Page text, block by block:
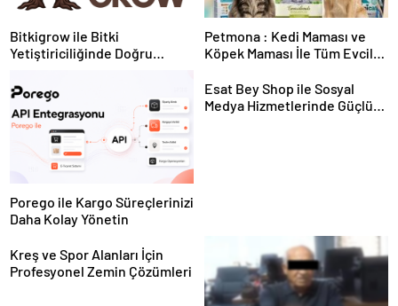
Bitkigrow ile Bitki
Yetiştiriciliğinde Doğru
Petmona : Kedi Maması ve
Köpek Maması İle Tüm Evcil
Porego ile Kargo Süreçlerinizi
Daha Kolay Yönetin
Esat Bey Shop ile Sosyal
Medya Hizmetlerinde Güçlü
Kreş ve Spor Alanları İçin
Profesyonel Zemin Çözümleri